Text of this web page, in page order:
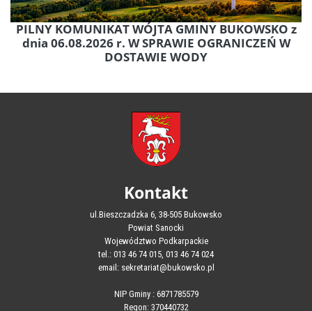
PILNY KOMUNIKAT WÓJTA GMINY BUKOWSKO z
dnia 06.08.2026 r. W SPRAWIE OGRANICZEŃ W
DOSTAWIE WODY
Kontakt
ul.Bieszczadzka 6, 38-505 Bukowsko
Powiat Sanocki
Województwo Podkarpackie
tel.: 013 46 74 015, 013 46 74 024
email: sekretariat@bukowsko.pl
NIP Gminy : 6871785579
Regon: 370440732